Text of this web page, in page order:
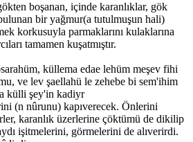
boşanan, içinde karanlıklar, gök
bir yağmur(a tutulmuşun hali)
korkusuyla parmaklarını kulaklarına
tamamen kuşatmıştır.
küllema edae lehüm meşev fihi
ve lev şaellahü le zehebe bi sem'ihim
külli şey'in kadiyr
(n nûrunu) kapıverecek. Önlerini
karanlık üzerlerine çöktümü de dikilip
işitmelerini, görmelerini de alıverirdi.